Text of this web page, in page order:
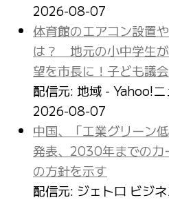
2026-08-07
体育館のエアコン設置
は？ 地元の小中学生
望を市長に！子ども議
配信元: 地域 - Yahoo!ニ
2026-08-07
中国、「工業グリーン
発表、2030年までのカ
の方針を示す
配信元: ジェトロ ビジ